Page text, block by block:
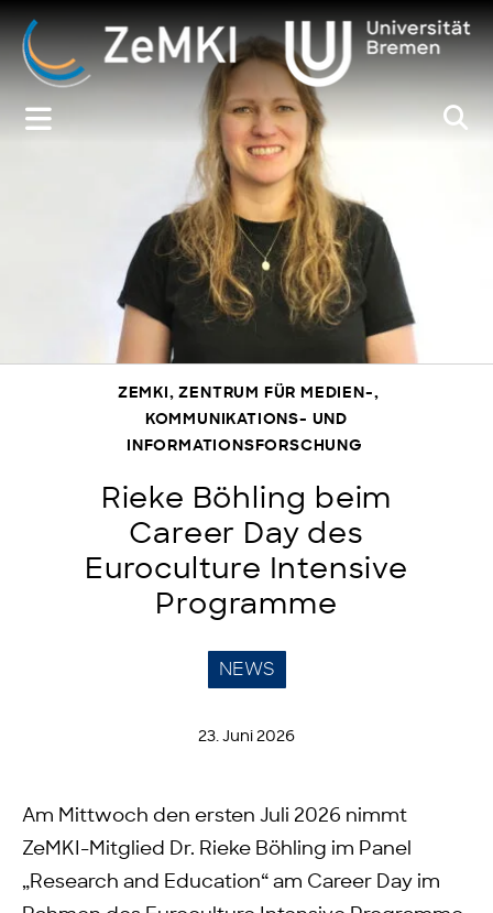
Zum
Inhalt
springen
ZEMKI, ZENTRUM FÜR MEDIEN-,
KOMMUNIKATIONS- UND
INFORMATIONSFORSCHUNG
Rieke Böhling beim
Career Day des
Euroculture Intensive
Programme
NEWS
23. Juni 2026
Am Mittwoch den ersten Juli 2026 nimmt
ZeMKI-Mitglied Dr. Rieke Böhling im Panel
„Research and Education“ am Career Day im